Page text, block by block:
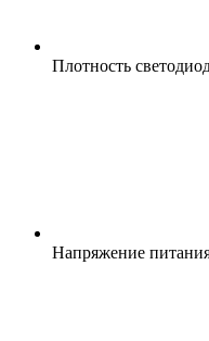
Плотность
Напряжение